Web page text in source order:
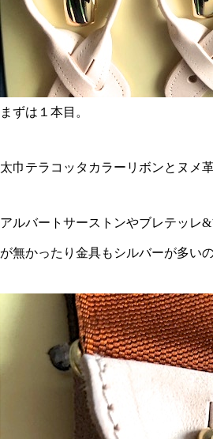
まずは１本目。
太巾テラコッタカラーリボンとヌメ
アルバートサーストンやブレテッレ
が無かったり金具もシルバーが多い